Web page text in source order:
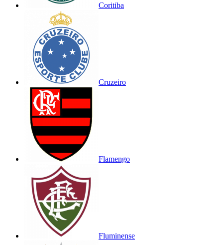
Coritiba
Cruzeiro
Flamengo
Fluminense